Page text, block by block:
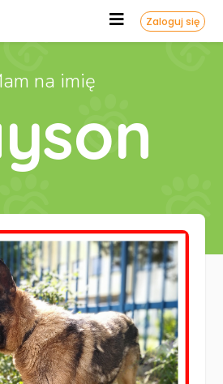
Zaloguj się
na imię